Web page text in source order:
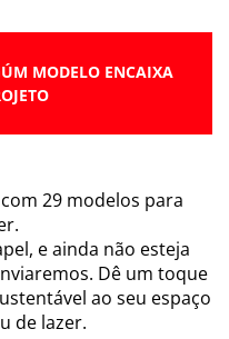
MODELO ENCAIXA
29 modelos para
e ainda não esteja
Dê um toque
ao seu espaço
de lazer.